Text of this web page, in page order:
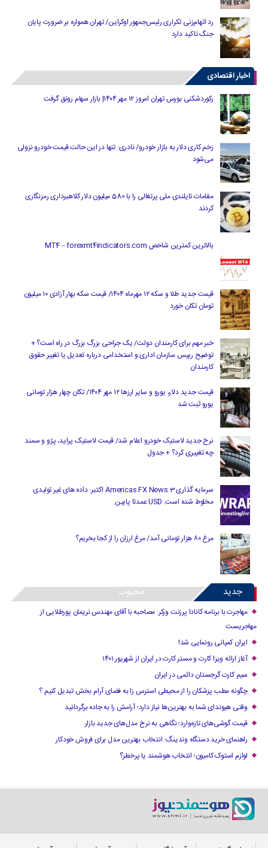
رد اتهام‌زنی تکراری رئیس‌جمهور اوکراین/ تهران همواره بر ضرورت پایان
جنگ تاکید دارد
اخبار اقتصادی
رکوردشکنی بورس تهران امروز ۱۲ مهر ۱۴۰۴| بازار سهام رونق گرفت
زخم کاری دلار به بازار خودرو/ نادری: تنها در این حالت قیمت خودرو نزولی
می‌شود
مقامات تایلندی ملی پرتغالی را با 580 میلیون دلار کلاهبرداری رمزنگاری
کردند
بالاترین کمترین شاخص MT4 – forexmt4indicators.com
قیمت جدید طلا و سکه ۱۲ مهرماه ۱۴۰۴/ قیمت سکه بهار آزادی ۱۰ میلیون
تومان تکان خورد
خبر مهم برای کارمندان دولت/ یک جراحی بزرگ بزرگ در راه است؟ +
توضیح رییس سازمان اداری و استخدامی درباره تعدیل یا تغییر حقوق
کارمندان
قیمت جدید دلار، یورو و سایر ارزها ۱۲ مهر ۱۴۰۴/ تکان چهار هزار تومانی
یورو ثبت شد
نرخ جدید لاستیک خودرو اعلام شد/ قیمت لاستیک پراید، پژو و سمند
چه تغییری کرد؟ + جدول
سرمایه گذاری Americas FX News 3 اکتبر: داده های غیر تولیدی
مخلوط شده است. USD عمدتا پایین.
مرغ ۸۰ هزار تومانی آمد/ مرغ ارزان را از کجا بخریم؟
جدید محبوب
مهاجرت با برنامه کانادا پرزنت ورکر: مصاحبه با آقای مهندس نریمان پورطلایی از
مهاجریست
ایران کمپانی رونمایی شد!
آغاز ارائه ویزا کارت و مستر کارت در ایران از شهریور ۱۴۰۱
سیم کارت گرجستان دائمی در ایران
چگونه مطب پزشکان را از محیطی استرس زا به فضای آرام بخش تبدیل کنیم ؟
وقتی هیوندای شما به بهترین‌ها نیاز دارد؛ آرامش را به جاده برگردانید
قیمت گوشی‌های تازه‌وارد؛ نگاهی به نرخ مدل‌های جدید بازار
راهنمای خرید دستگاه وندینگ: انتخاب بهترین مدل برای فروش خودکار
لوازم استوک کامیون؛ انتخاب هوشمند یا پرخطر؟